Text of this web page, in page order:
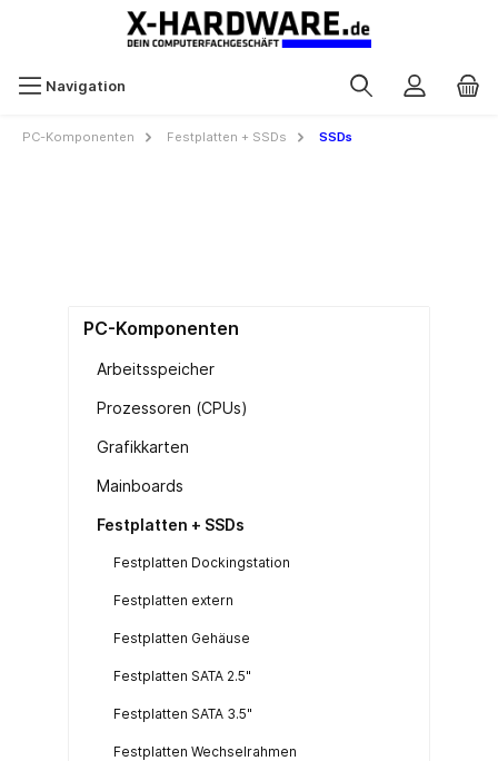
Navigation
PC-Komponenten Festplatten + SSDs SSDs
PC-Komponenten
Arbeitsspeicher
Prozessoren (CPUs)
Grafikkarten
Mainboards
Festplatten + SSDs
Festplatten Dockingstation
Festplatten extern
Festplatten Gehäuse
Festplatten SATA 2.5"
Festplatten SATA 3.5"
Festplatten Wechselrahmen